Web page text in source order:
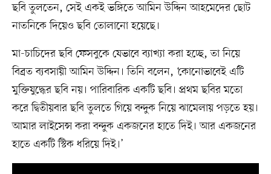
ছবি তুলতেন, সেই একই ভঙ্গিতে আমিন উদ্দিন আহমেদের ছোট
নাতনিকে দিয়েও ছবি তোলানো হয়েছে।
মা-চাচিদের ছবি ফেসবুকে যেভাবে ব্যাখ্যা করা হচ্ছে, তা নিয়ে
বিব্রত ব্যবসায়ী আমিন উদ্দিন। তিনি বলেন, ‘কোনোভাবেই এটি
মুক্তিযুদ্ধের ছবি নয়। পারিবারিক একটি ছবি। প্রথম ছবির মতো
করে দ্বিতীয়বার ছবি তুলতে গিয়ে বন্দুক নিয়ে ঝামেলায় পড়তে হয়।
আমার লাইসেন্স করা বন্দুক একজনের হাতে দিই। আর একজনের
হাতে একটি স্টিক ধরিয়ে দিই।’